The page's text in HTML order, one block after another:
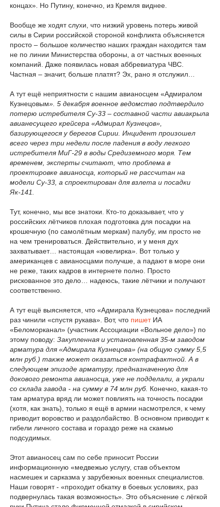
концах». Но Путину, конечно, из Кремля виднее.
Вообще же ходят слухи, что низкий уровень потерь живой
силы в Сирии российской стороной конфликта объясняется
просто – большое количество наших граждан находится там
не по линии Министерства обороны, а от частных военных
компаний. Даже появилась новая аббревиатура ЧВС.
Частная – значит, больше платят? Эх, рано я отслужил…
А тут ещё неприятности с нашим авианосцем «Адмиралом
Кузнецовым». 5 декабря военное ведомство подтвердило
потерю истребителя Су-33 – составной части авиакрыла
авианесущего крейсера «Адмирал Кузнецов»,
базирующегося у берегов Сирии. Инцидент произошел
всего через три недели после падения в воду легкого
истребителя МиГ-29 в воды Средиземного моря. Тем
временем, эксперты считают, что проблема в
проектировке авианосца, который не рассчитан на
модели Су-33, а спроектирован для взлета и посадки
Як-141.
Тут, конечно, мы все знатоки. Кто-то доказывает, что у
российских лётчиков плохая подготовка для посадки на
крошечную (по самолётным меркам) палубу, им просто не
на чем тренироваться. Действительно, и у меня дух
захватывает… настоящая «ювелирка». Вот только у
американцев с авианосцами получше, а падают в море они
не реже, таких кадров в интернете полно. Просто
рискованное это дело… надеюсь, такие лётчики и получают
соответственно.
А тут ещё выясняется, что «Адмирала Кузнецова» последний
раз чинили «спустя рукава». Вот, что пишетИА
«Беломорканал» (участник Ассоциации «Вольное дело») по
этому поводу: Закупленная и установленная 35-м заводом
арматура для «Адмирала Кузнецова» (на общую сумму 5,5
млн руб.) также может оказаться контрафактной. А в
следующем эпизоде арматуру, предназначенную для
докового ремонта авианосца, уже не подделали, а украли
со склада завода - на сумму в 74 млн руб. Конечно, какая-то
там арматура вряд ли может повлиять на точность посадки
(хотя, как знать), только я ещё в армии насмотрелся, к чему
приводит воровство и раздолбайство. В основном приводит к
гибели личного состава и гораздо реже на скамью
подсудимых.
Этот авианосец сам по себе приносит России
информационную «медвежью услугу, став объектом
насмешек и сарказма у зарубежных военных специалистов.
Наши говорят - «проходит обкатку в боевых условиях, раз
подвернулась такая возможность». Это объяснение с лёгкой